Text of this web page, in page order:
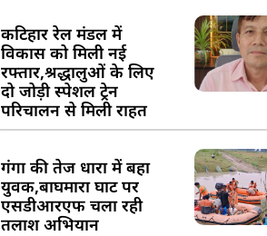
कटिहार रेल मंडल में
विकास को मिली नई
रफ्तार,श्रद्धालुओं के लिए
दो जोड़ी स्पेशल ट्रेन
परिचालन से मिली राहत
गंगा की तेज धारा में बहा
युवक,बाघमारा घाट पर
एसडीआरएफ चला रही
तलाश अभियान